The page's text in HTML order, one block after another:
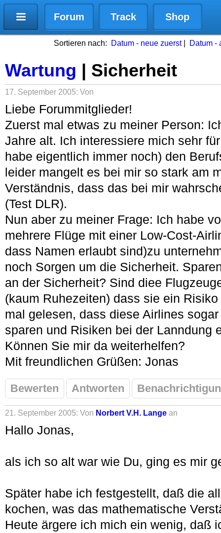
Forum Track Shop
Sortieren nach: Datum - neue zuerst| Datum -
Wartung | Sicherheit
17. September 2005: Von
Liebe Forummitglieder!
Zuerst mal etwas zu meiner Person:
Jahre alt. Ich interessiere mich sehr
habe eigentlich immer noch) den
leider mangelt es bei mir so stark am
Verständnis, dass das bei mir
(Test DLR).
Nun aber zu meiner Frage: Ich habe
mehrere Flüge mit einer Low-Cost-
dass Namen erlaubt sind)zu
noch Sorgen um die Sicherheit.
an der Sicherheit? Sind diee
(kaum Ruhezeiten) dass sie ein
mal gelesen, dass diese Airlines
sparen und Risiken bei der Lanndung
Können Sie mir da weiterhelfen?
Mit freundlichen Grüßen: Jonas
Bewerten Antworten
21. September 2005: Von Norbert V.H. Lange an
Hallo Jonas,
als ich so alt war wie Du, ging es mir
Später habe ich festgestellt, daß die
kochen, was das mathematische
Heute ärgere ich mich ein wenig, daß